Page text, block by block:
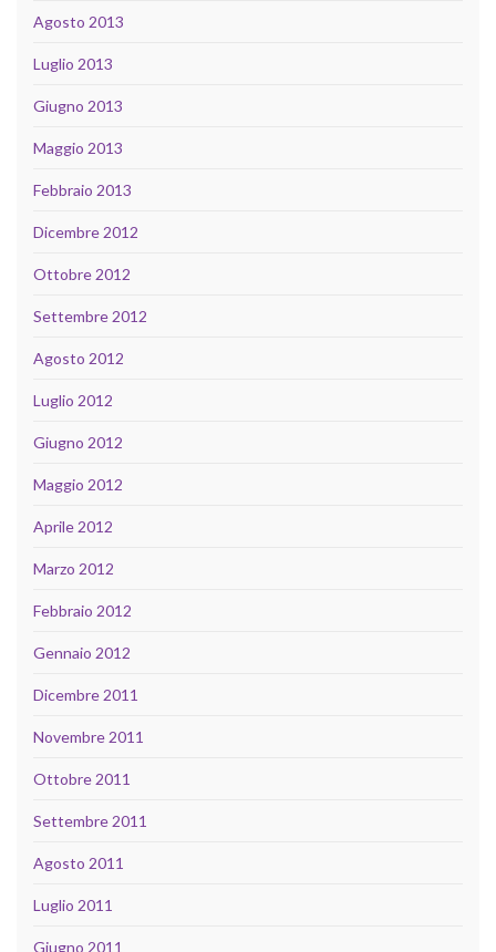
Agosto 2013
Luglio 2013
Giugno 2013
Maggio 2013
Febbraio 2013
Dicembre 2012
Ottobre 2012
Settembre 2012
Agosto 2012
Luglio 2012
Giugno 2012
Maggio 2012
Aprile 2012
Marzo 2012
Febbraio 2012
Gennaio 2012
Dicembre 2011
Novembre 2011
Ottobre 2011
Settembre 2011
Agosto 2011
Luglio 2011
Giugno 2011